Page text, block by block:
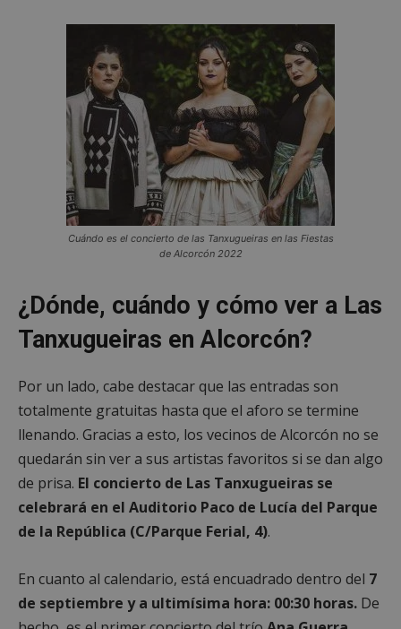
Cuándo es el concierto de las Tanxugueiras en las Fiestas
de Alcorcón 2022
¿Dónde, cuándo y cómo ver a Las
Tanxugueiras en Alcorcón?
Por un lado, cabe destacar que las entradas son
totalmente gratuitas hasta que el aforo se termine
llenando. Gracias a esto, los vecinos de Alcorcón no se
quedarán sin ver a sus artistas favoritos si se dan algo
de prisa. El concierto de Las Tanxugueiras se
celebrará en el Auditorio Paco de Lucía del Parque
de la República (C/Parque Ferial, 4).
En cuanto al calendario, está encuadrado dentro del 7
de septiembre y a ultimísima hora: 00:30 horas. De